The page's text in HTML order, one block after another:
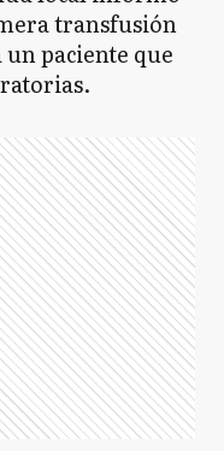
transfusión
un paciente que